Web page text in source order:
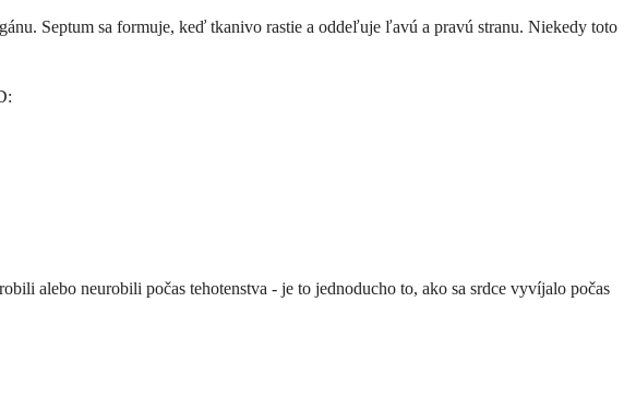
Septum sa formuje, keď tkanivo rastie a oddeľuje ľavú a pravú stranu. Niekedy toto
alebo neurobili počas tehotenstva - je to jednoducho to, ako sa srdce vyvíjalo počas